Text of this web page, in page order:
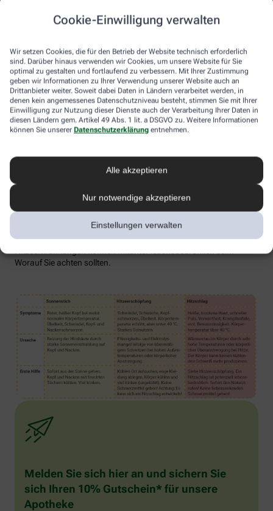
Cookie-Einwilligung verwalten
Wir setzen Cookies, die für den Betrieb der Website technisch erforderlich
sind. Darüber hinaus verwenden wir Cookies, um unsere Website für Sie
optimal zu gestalten und fortlaufend zu verbessern. Mit Ihrer Zustimmung
geben wir Informationen zu Ihrer Verwendung unserer Website auch an
Drittanbieter weiter. Soweit dabei Daten in Ländern verarbeitet werden, in
denen kein angemessenes Datenschutzniveau besteht, stimmen Sie mit Ihrer
Einwilligung zur Nutzung dieser Dienste auch der Verarbeitung Ihrer Daten in
diesen Ländern gem. Artikel 49 Abs. 1 lit. a DSGVO zu. Weitere Informationen
können Sie unserer Datenschutzerklärung entnehmen.
Alle akzeptieren
Nur notwendige akzeptieren
Einstellungen verwalten
Sommer nämlich oft doppelt so hoch wie bei moderaten
Temperaturen. Trinken wir zu wenig, sind Kopfschmerzen und
Weniger bekannt ist, dass ein Flüssigkeitsmangel auch anderen
Organen zusetzt. So kann Hitzestress auch ernsthaft die Nieren
schädigen – und zwar nachhaltig und auch bei gesunden
Menschen. Als Faustregel gilt: Zwei bis drei Liter täglich sollten es
sein. Die besten Durstlöscher: Mineralwasser, ungesüßte Kräuter-
und Früchtetees oder verdünnte Säfte. Auch wasserreiches Obst
und Gemüse wie Melonen, Gurken oder Tomaten kann
Nierenerkrankungen sollte man die Trinkmenge ärztlich
Sonnenstich, Hitzeerschöpfung und
Hitzschlag: Was ist das eigentlich?
Der lange Strandtag in der Sonne, der anstrengende Sport bei 30
Grad oder einfach nur die drückende Hitze in der Stadt:
Worauf Sie achten sollten.
Melden Sie sich hier an und sichern Sie
sich Ihren 10% Gutschein* für unsere
Apotheke